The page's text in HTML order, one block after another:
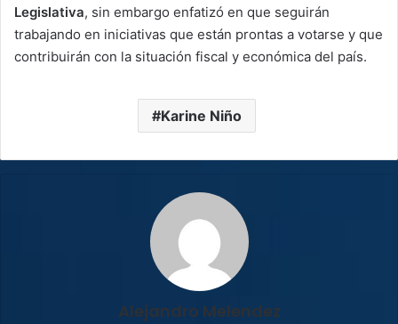
Legislativa, sin embargo enfatizó en que seguirán
trabajando en iniciativas que están prontas a votarse y que
contribuirán con la situación fiscal y económica del país.
Karine Niño
Alejandro Melendez